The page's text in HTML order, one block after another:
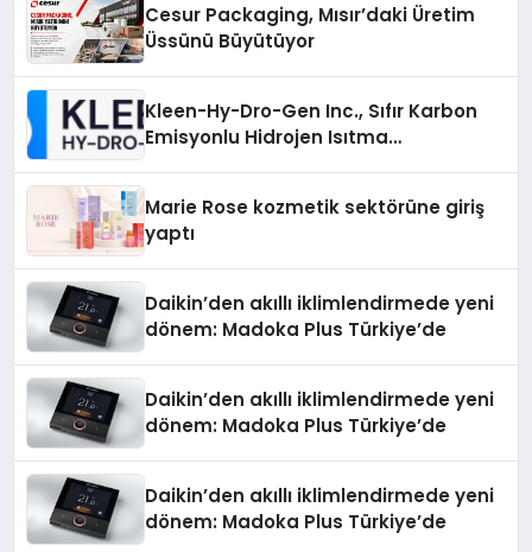
Cesur Packaging, Mısır’daki Üretim
Üssünü Büyütüyor
Kleen-Hy-Dro-Gen Inc., Sıfır Karbon
Emisyonlu Hidrojen Isıtma
Marie Rose kozmetik sektörüne giriş
yaptı
Daikin’den akıllı iklimlendirmede yeni
dönem: Madoka Plus Türkiye’de
Daikin’den akıllı iklimlendirmede yeni
dönem: Madoka Plus Türkiye’de
Daikin’den akıllı iklimlendirmede yeni
dönem: Madoka Plus Türkiye’de